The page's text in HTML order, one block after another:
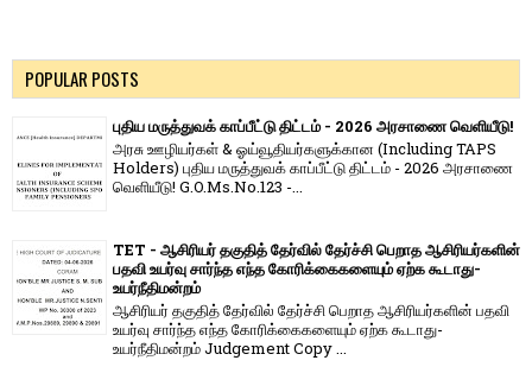
POPULAR POSTS
புதிய மருத்துவக் காப்பீட்டு திட்டம் - 2026 அரசாணை வெளியீடு!
அரசு ஊழியர்கள் & ஓய்வூதியர்களுக்கான (Including TAPS
Holders) புதிய மருத்துவக் காப்பீட்டு திட்டம் - 2026 அரசாணை
வெளியீடு! G.O.Ms.No.123 -...
TET - ஆசிரியர் தகுதித் தேர்வில் தேர்ச்சி பெறாத ஆசிரியர்களின்
பதவி உயர்வு சார்ந்த எந்த கோரிக்கைகளையும் ஏற்க கூடாது-
உயர்நீதிமன்றம்
ஆசிரியர் தகுதித் தேர்வில் தேர்ச்சி பெறாத ஆசிரியர்களின் பதவி
உயர்வு சார்ந்த எந்த கோரிக்கைகளையும் ஏற்க கூடாது-
உயர்நீதிமன்றம் Judgement Copy ...